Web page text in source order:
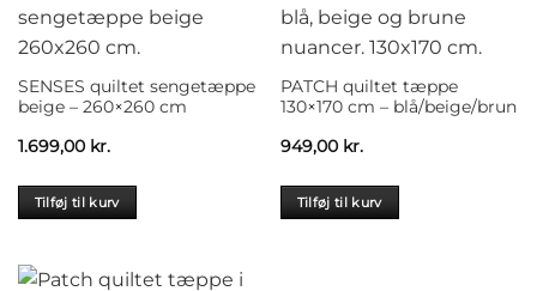
SENSES quiltet sengetæppe
beige – 260×260 cm
1.699,00 kr.
Tilføj til kurv
PATCH quiltet tæppe
130×170 cm – blå/beige/brun
949,00 kr.
Tilføj til kurv